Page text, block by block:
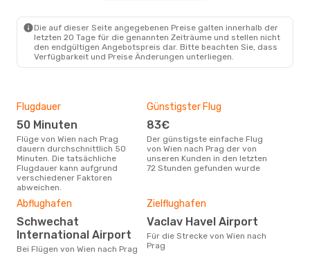
Die auf dieser Seite angegebenen Preise galten innerhalb der
letzten 20 Tage für die genannten Zeiträume und stellen nicht
den endgültigen Angebotspreis dar. Bitte beachten Sie, dass
Verfügbarkeit und Preise Änderungen unterliegen.
Flugdauer
50 Minuten
Flüge von Wien nach Prag
dauern durchschnittlich 50
Minuten. Die tatsächliche
Flugdauer kann aufgrund
verschiedener Faktoren
abweichen.
Günstigster Flug
83€
Der günstigste einfache Flug
von Wien nach Prag der von
unseren Kunden in den letzten
72 Stunden gefunden wurde
Abflughafen
Schwechat
International Airport
Bei Flügen von Wien nach Prag
Zielflughafen
Vaclav Havel Airport
Für die Strecke von Wien nach
Prag